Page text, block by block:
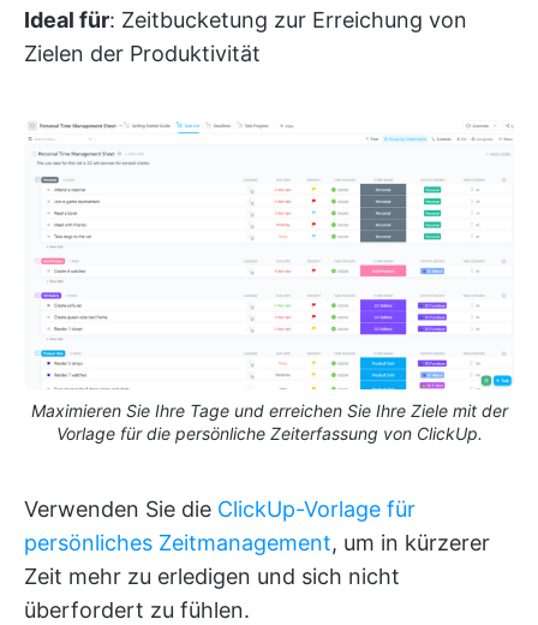
Ideal für: Zeitbucketung zur Erreichung von
Zielen der Produktivität
Maximieren Sie Ihre Tage und erreichen Sie Ihre Ziele mit der
Vorlage für die persönliche Zeiterfassung von ClickUp.
Verwenden Sie die ClickUp-Vorlage für
persönliches Zeitmanagement, um in kürzerer
Zeit mehr zu erledigen und sich nicht
überfordert zu fühlen.